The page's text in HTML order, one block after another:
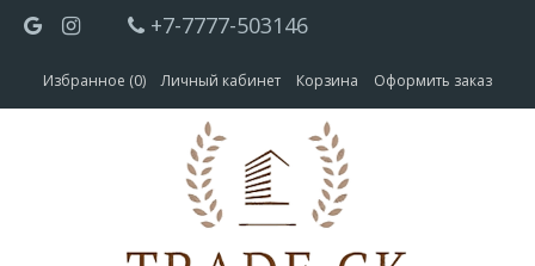
+7-7777-503146
Избранное (0) Личный кабинет Корзина Оформить заказ